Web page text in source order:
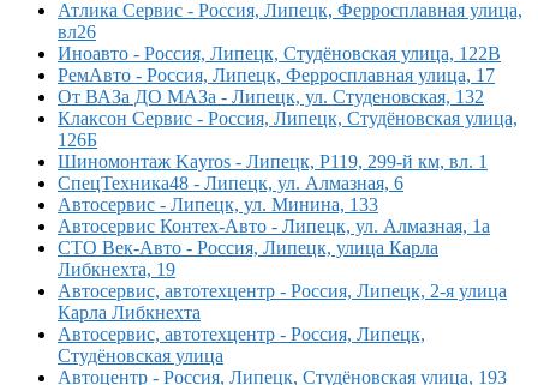
Атлика Сервис - Россия, Липецк, Ферросплавная улица,
вл26
Иноавто - Россия, Липецк, Студёновская улица, 122В
РемАвто - Россия, Липецк, Ферросплавная улица, 17
От ВАЗа ДО МАЗа - Липецк, ул. Студеновская, 132
Клаксон Сервис - Россия, Липецк, Студёновская улица,
126Б
Шиномонтаж Kayros - Липецк, Р119, 299-й км, вл. 1
СпецТехника48 - Липецк, ул. Алмазная, 6
Автосервис - Липецк, ул. Минина, 133
Автосервис Контех-Авто - Липецк, ул. Алмазная, 1а
СТО Век-Авто - Россия, Липецк, улица Карла
Либкнехта, 19
Автосервис, автотехцентр - Россия, Липецк, 2-я улица
Карла Либкнехта
Автосервис, автотехцентр - Россия, Липецк,
Студёновская улица
Автоцентр - Россия, Липецк, Студёновская улица, 193